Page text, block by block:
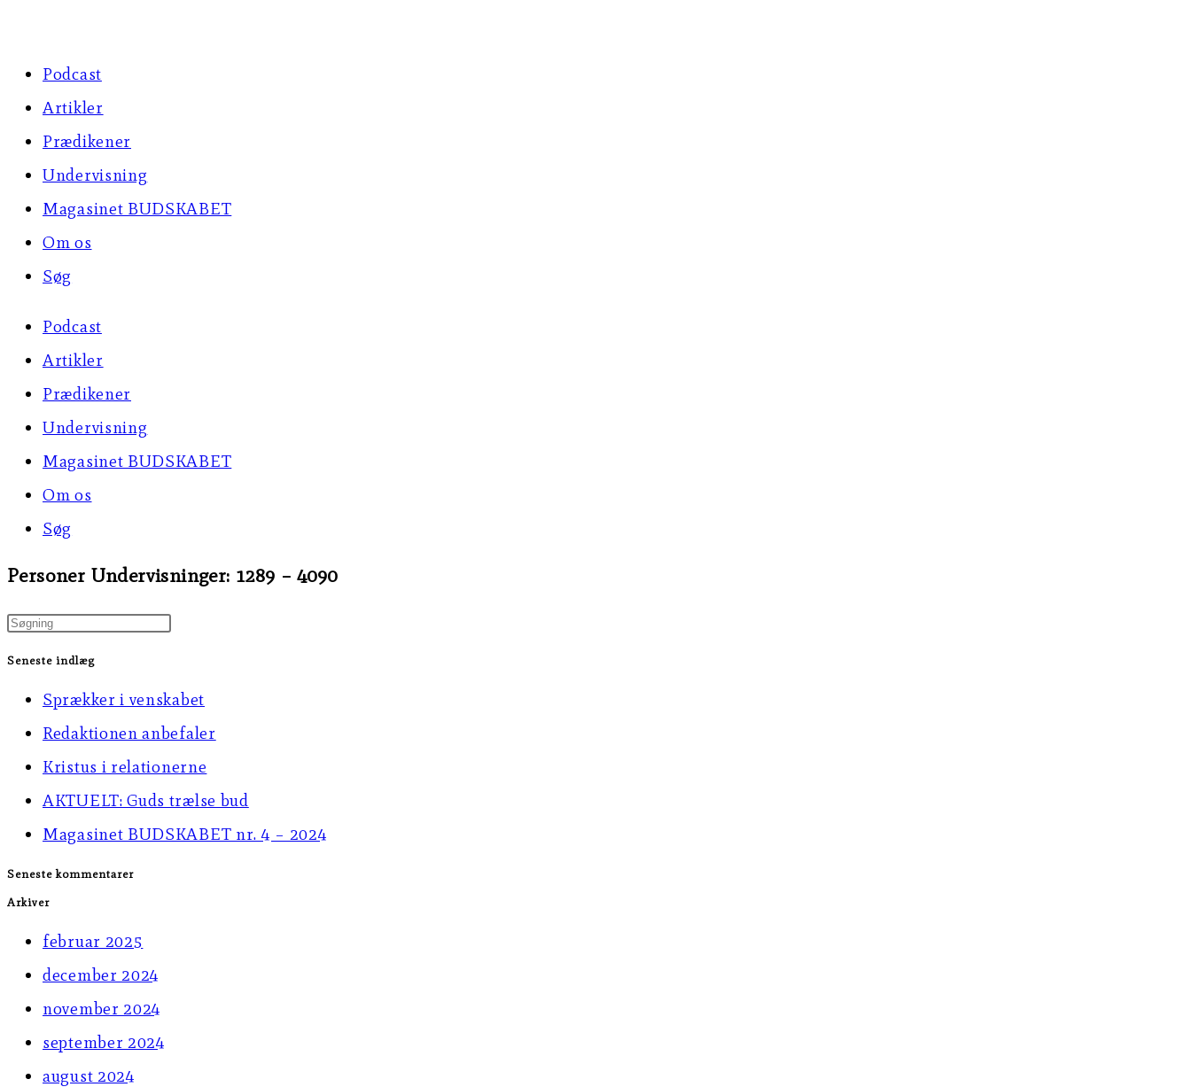
Podcast
Artikler
Prædikener
Undervisning
Magasinet BUDSKABET
Om os
Søg
Podcast
Artikler
Prædikener
Undervisning
Magasinet BUDSKABET
Om os
Søg
Personer Undervisninger: 1289 – 4090
Press
to
close
search
Seneste indlæg
Sprækker i venskabet
Redaktionen anbefaler
Kristus i relationerne
AKTUELT: Guds trælse bud
Magasinet BUDSKABET nr. 4 – 2024
Seneste kommentarer
Arkiver
februar 2025
december 2024
november 2024
september 2024
august 2024